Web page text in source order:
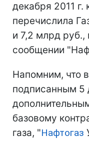
декабря 2011 г.
перечислила
и 7,2 млрд руб.,
сообщении
Напомним, что
подписанным 5
базовому
газа, "Нафтогаз